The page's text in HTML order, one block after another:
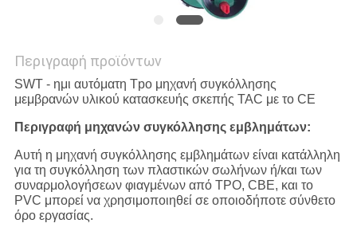
Περιγραφή προϊόντων
SWT - ημι αυτόματη Tpo μηχανή συγκόλλησης
μεμβρανών υλικού κατασκευής σκεπής TAC με το CE
Περιγραφή μηχανών συγκόλλησης εμβλημάτων:
Αυτή η μηχανή συγκόλλησης εμβλημάτων είναι κατάλληλη
για τη συγκόλληση των πλαστικών σωλήνων ή/και των
συναρμολογήσεων φιαγμένων από TPO, CBE, και το
PVC μπορεί να χρησιμοποιηθεί σε οποιοδήποτε σύνθετο
όρο εργασίας.